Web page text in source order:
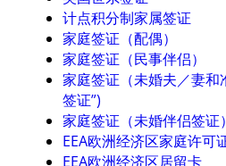
计点积分制家属签证
家庭签证（配偶）
家庭签证（民事伴侣）
家庭签证（未婚夫／妻和
签证”)
家庭签证（未婚伴侣签证）
EEA欧洲经济区家庭许可
EEA欧洲经济区居留卡